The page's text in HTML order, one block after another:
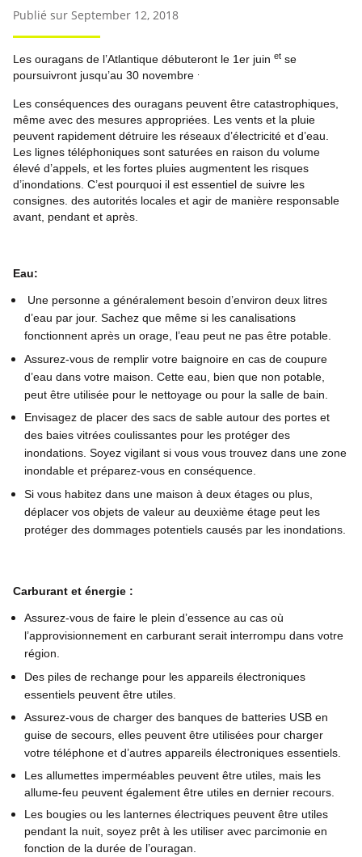
Publié sur September 12, 2018
Les ouragans de l’Atlantique débuteront le 1er juin et se
poursuivront jusqu’au 30 novembre
Les conséquences des ouragans peuvent être catastrophiques,
même avec des mesures appropriées. Les vents et la pluie
peuvent rapidement détruire les réseaux d’électricité et d’eau.
Les lignes téléphoniques sont saturées en raison du volume
élevé d’appels, et les fortes pluies augmentent les risques
d’inondations. C’est pourquoi il est essentiel de suivre les
consignes. des autorités locales et agir de manière responsable
avant, pendant et après.
Eau:
Une personne a généralement besoin d’environ deux litres
d’eau par jour. Sachez que même si les canalisations
fonctionnent après un orage, l’eau peut ne pas être potable.
Assurez-vous de remplir votre baignoire en cas de coupure
d’eau dans votre maison. Cette eau, bien que non potable,
peut être utilisée pour le nettoyage ou pour la salle de bain.
Envisagez de placer des sacs de sable autour des portes et
des baies vitrées coulissantes pour les protéger des
inondations. Soyez vigilant si vous vous trouvez dans une zone
inondable et préparez-vous en conséquence.
Si vous habitez dans une maison à deux étages ou plus,
déplacer vos objets de valeur au deuxième étage peut les
protéger des dommages potentiels causés par les inondations.
Carburant et énergie :
Assurez-vous de faire le plein d’essence au cas où
l’approvisionnement en carburant serait interrompu dans votre
région.
Des piles de rechange pour les appareils électroniques
essentiels peuvent être utiles.
Assurez-vous de charger des banques de batteries USB en
guise de secours, elles peuvent être utilisées pour charger
votre téléphone et d’autres appareils électroniques essentiels.
Les allumettes imperméables peuvent être utiles, mais les
allume-feu peuvent également être utiles en dernier recours.
Les bougies ou les lanternes électriques peuvent être utiles
pendant la nuit, soyez prêt à les utiliser avec parcimonie en
fonction de la durée de l’ouragan.